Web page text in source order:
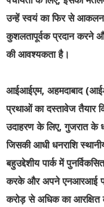
उन्हें स्वयं का फिर से
कुशलतापूर्वक प्रदान करने
की आवश्यकता है।
आईआईएम, अहमदाबाद
प्रथाओं का दस्तावेज तैयार
उदाहरण के लिए, गुजरात के
जिसकी आधी धनराशि
बहुउद्देशीय पार्क में
करके और अपने एनआरआई
करोड़ से अधिक का आरक्षित